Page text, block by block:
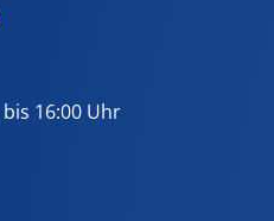
16:00 Uhr